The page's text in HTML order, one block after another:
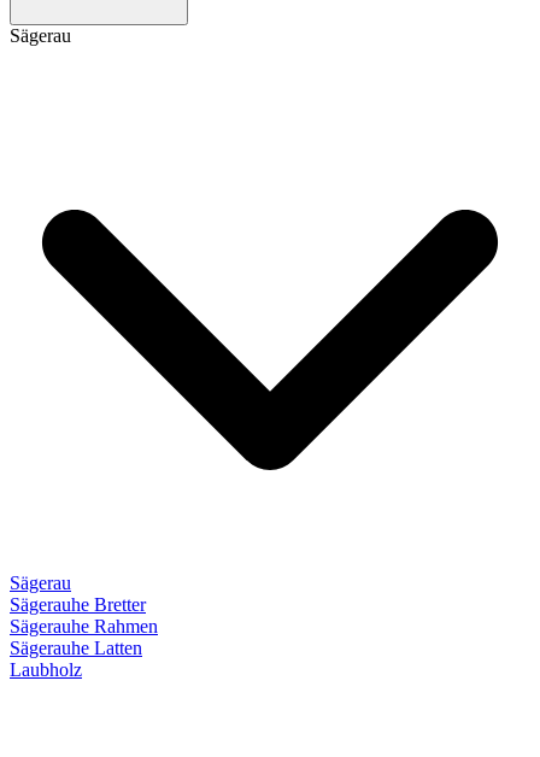
Sägerau
Sägerau
Sägerauhe Bretter
Sägerauhe Rahmen
Sägerauhe Latten
Laubholz